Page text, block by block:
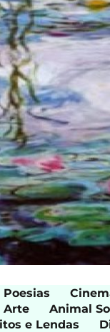
Poesias
Arte Animal
e Lendas